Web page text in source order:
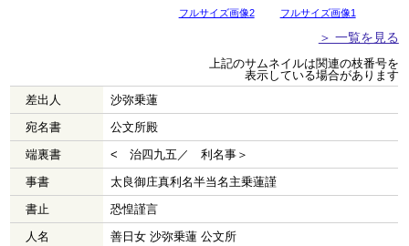
フルサイズ画像2 フルサイズ画像1
＞ 一覧を見る
上記のサムネイルは関連の枝番号を
表示している場合があります
差出人
沙弥乗蓮
宛名書
公文所殿
端裏書
< 治四九五／ 利名事＞
事書
太良御庄真利名半当名主乗蓮謹
書止
恐惶謹言
人名
善日女 沙弥乗蓮 公文所